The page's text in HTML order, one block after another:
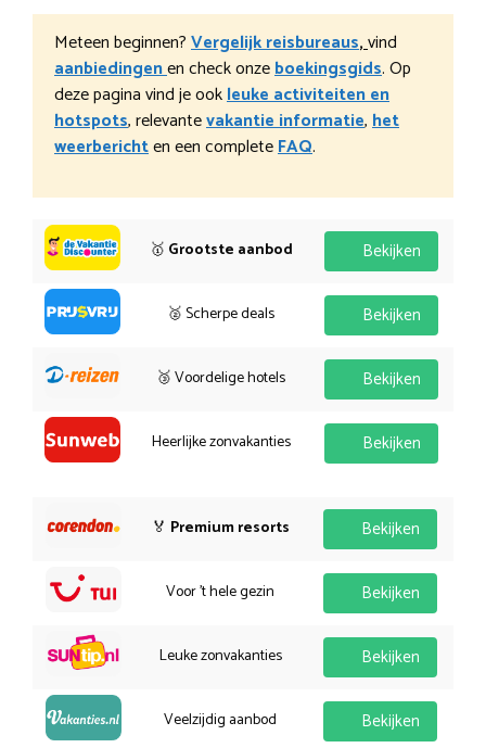
Meteen beginnen?Vergelijk reisbureaus,vind
aanbiedingenen check onzeboekingsgids. Op
deze pagina vind je ookleuke activiteiten en
hotspots, relevantevakantie informatie,het
weerberichten een completeFAQ.
🥇 Grootste aanbod Bekijken
🥈 Scherpe deals Bekijken
🥉 Voordelige hotels Bekijken
Heerlijke zonvakanties Bekijken
🏅 Premium resorts Bekijken
Voor 't hele gezin Bekijken
Leuke zonvakanties Bekijken
Veelzijdig aanbod Bekijken